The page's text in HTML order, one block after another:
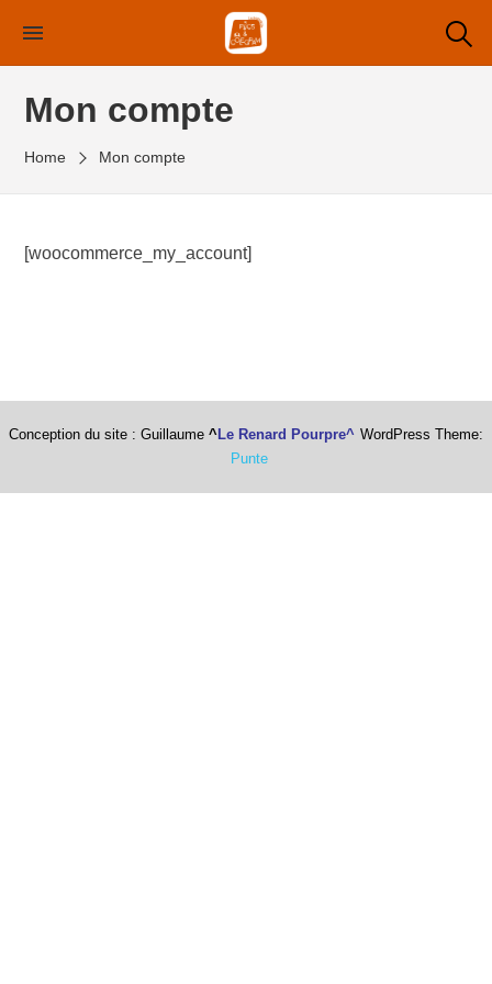
contentMon compte
Home Mon compte
[woocommerce_my_account]
Conception du site : Guillaume ^Le Renard Pourpre^ WordPress Theme:
Punte